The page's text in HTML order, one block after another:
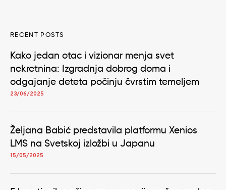
RECENT POSTS
Kako jedan otac i vizionar menja svet
nekretnina: Izgradnja dobrog doma i
odgajanje deteta počinju čvrstim temeljem
23/06/2025
Željana Babić predstavila platformu Xenios
LMS na Svetskoj izložbi u Japanu
15/05/2025